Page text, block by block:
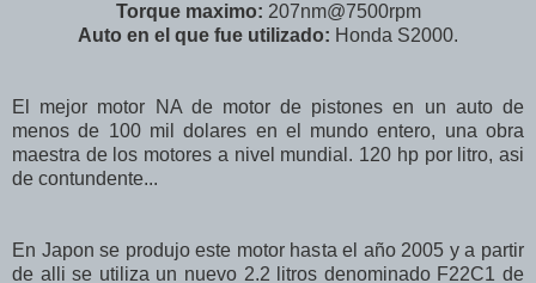
Torque maximo: 207nm@7500rpm
Auto en el que fue utilizado: Honda S2000.
El mejor motor NA de motor de pistones en un auto de
menos de 100 mil dolares en el mundo entero, una obra
maestra de los motores a nivel mundial. 120 hp por litro, asi
de contundente...
En Japon se produjo este motor hasta el año 2005 y a partir
de alli se utiliza un nuevo 2.2 litros denominado F22C1 de